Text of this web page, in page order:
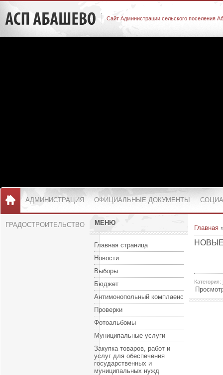
Сайт Администрации сельского поселения
АДМИНИСТРАЦИЯ ОФИЦИАЛЬНЫЕ ДОКУМЕНТЫ
ГРАДОСТРОИТЕЛЬСТВО МЕНЮ
Главная страница
Новости
Выборы
Бюджет
Антимонопольный комплаенс
Проверки
Фотоальбомы
Муниципальные услуги
Закупка товаров, работ и
услуг для обеспечения
государственных и
муниципальных нужд
Главная
Категория: